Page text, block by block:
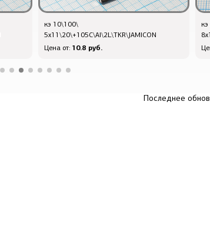
кэ 10\100\
5x11\20\+105C\Al\2L\TKR\JAMICON
Цена от: 10.8 руб.
Последнее